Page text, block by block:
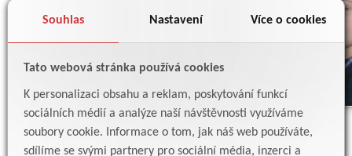
Souhlas Nastavení Více o cookies
Tato webová stránka používá cookies
K personalizaci obsahu a reklam, poskytování funkcí
sociálních médií a analýze naší návštěvnosti využíváme
soubory cookie. Informace o tom, jak náš web používáte,
sdílíme se svými partnery pro sociální média, inzerci a